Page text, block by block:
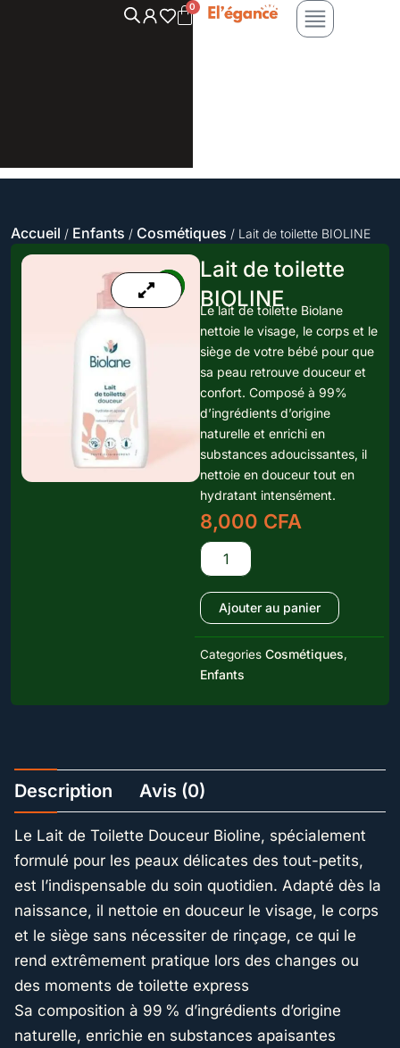
Accueil / Enfants / Cosmétiques / Lait de toilette BIOLINE
Lait de toilette
BIOLINE
Le lait de toilette Biolane
nettoie le visage, le corps et le
siège de votre bébé pour que
sa peau retrouve douceur et
confort. Composé à 99%
d’ingrédients d’origine
naturelle et enrichi en
substances adoucissantes, il
nettoie en douceur tout en
hydratant intensément.
8,000 CFA
quantité
de
de
toilette
BIOLINE
Ajouter au panier
Categories Cosmétiques,
Enfants
Description Avis (0)
Le Lait de Toilette Douceur Bioline, spécialement
formulé pour les peaux délicates des tout-petits,
est l’indispensable du soin quotidien. Adapté dès la
naissance, il nettoie en douceur le visage, le corps
et le siège sans nécessiter de rinçage, ce qui le
rend extrêmement pratique lors des changes ou
des moments de toilette express
Sa composition à 99 % d’ingrédients d’origine
naturelle, enrichie en substances apaisantes